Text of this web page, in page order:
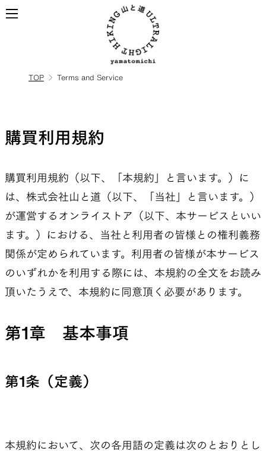
ULハイキングのためのバック
山道具として考えられたクロー
機能的な5ポケットを持つパン
TOP Terms and Service
購買利用規約
購買利用規約（以下、「本規約」と言います。）に
は、株式会社山と道（以下、「当社」と言います。）
が運営するオンライストア（以下、本サービスといい
ます。）における、当社と利用者の皆様との権利義務
関係が定められています。利用者の皆様が本サービス
のいずれかを利用する際には、本規約の全文をお読み
頂いたうえで、本規約に同意頂く必要があります。
第1章 基本事項
第1条（定義）
本規約において、次の各用語の定義は次のとおりとし